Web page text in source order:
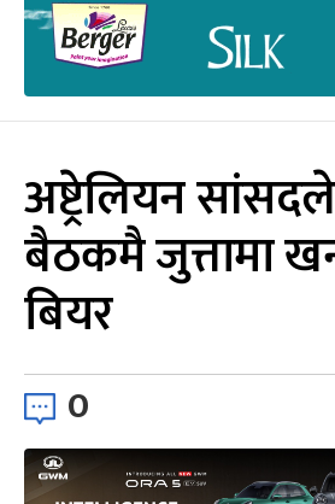
अष्ट्रेलियन
बैठकमै जुत्तामा
बियर
0